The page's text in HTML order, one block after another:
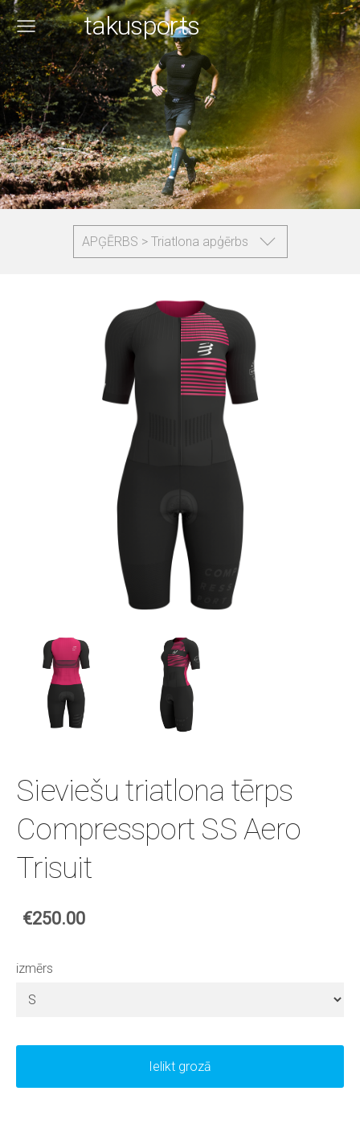
takusports
APĢĒRBS > Triatlona apģērbs
Sieviešu triatlona tērps
Compressport SS Aero
Trisuit
€250.00
izmērs
Ielikt grozā